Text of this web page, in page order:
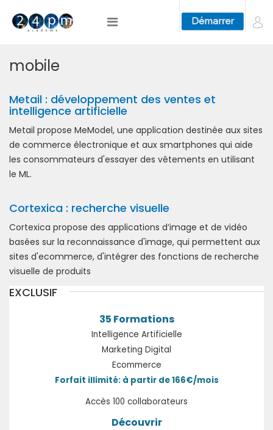
mobile
Metail : développement des ventes et
intelligence artificielle
Metail propose MeModel, une application destinée aux sites
de commerce électronique et aux smartphones qui aide
les consommateurs d'essayer des vêtements en utilisant
le ML.
Cortexica : recherche visuelle
Cortexica propose des applications d’image et de vidéo
basées sur la reconnaissance d'image, qui permettent aux
sites d'ecommerce, d'intégrer des fonctions de recherche
visuelle de produits
EXCLUSIF
35 Formations
Intelligence Artificielle
Marketing Digital
Ecommerce
Forfait illimité: à partir de 166€/mois
Accès 100 collaborateurs
Découvrir